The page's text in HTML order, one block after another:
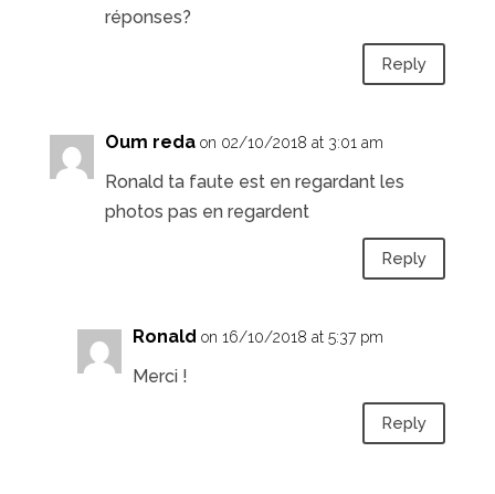
réponses?
Reply
Oum reda on 02/10/2018 at 3:01 am
Ronald ta faute est en regardant les
photos pas en regardent
Reply
Ronald on 16/10/2018 at 5:37 pm
Merci !
Reply